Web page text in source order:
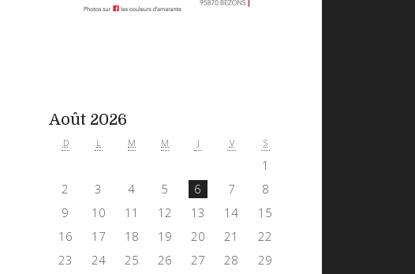
Août 2026
D L M M J V S
1
2
3 4 5 6 7
8
9
10 11 12 13 14
15
16
17 18 19 20 21
22
23
24 25 26 27 28
29